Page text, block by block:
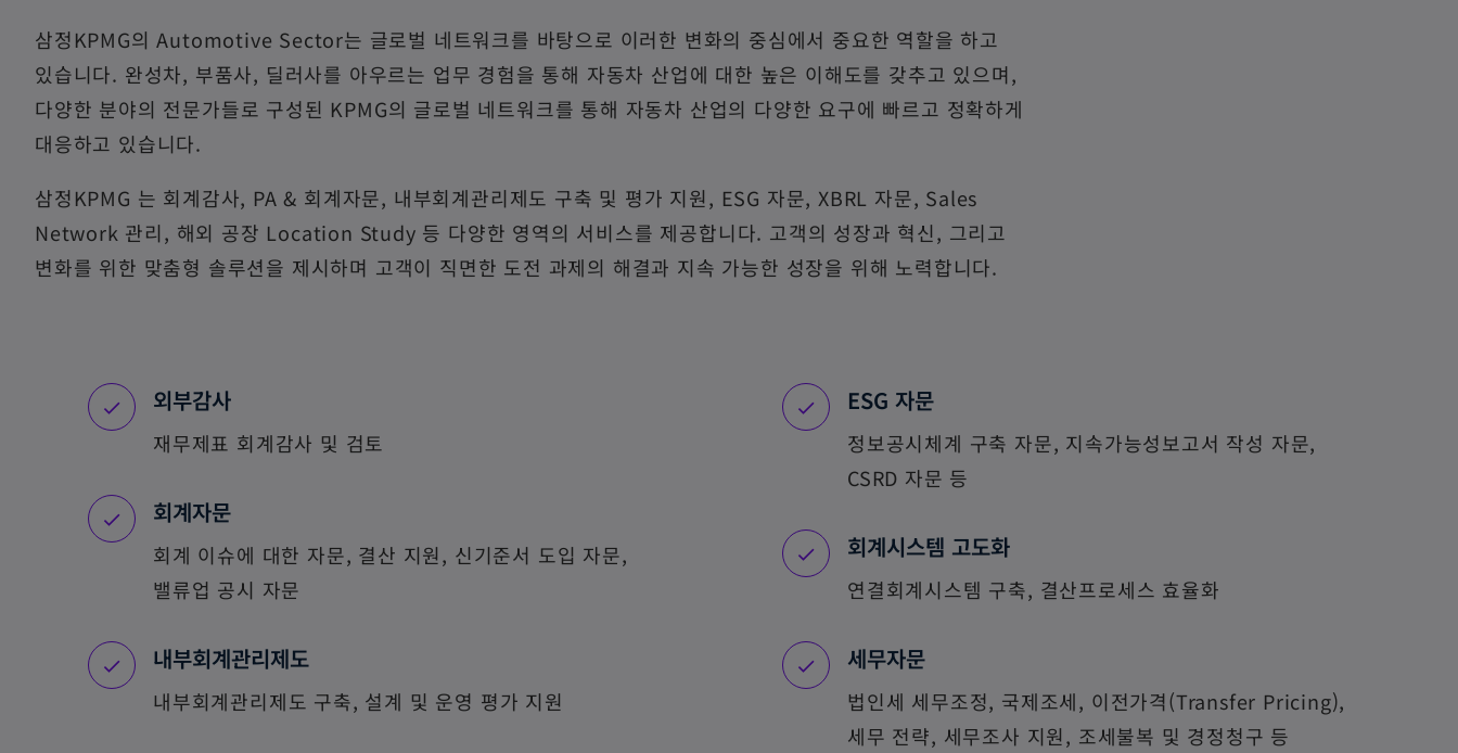
삼정KPMG의 Automotive Sector는 글로벌 네트워크를 바탕으로 이러한 변화의 중심에서 중요한 역할을 하고
있습니다. 완성차, 부품사, 딜러사를 아우르는 업무 경험을 통해 자동차 산업에 대한 높은 이해도를 갖추고 있으며,
다양한 분야의 전문가들로 구성된 KPMG의 글로벌 네트워크를 통해 자동차 산업의 다양한 요구에 빠르고 정확하게
대응하고 있습니다.
삼정KPMG 는 회계감사, PA & 회계자문, 내부회계관리제도 구축 및 평가 지원, ESG 자문, XBRL 자문, Sales
Network 관리, 해외 공장 Location Study 등 다양한 영역의 서비스를 제공합니다. 고객의 성장과 혁신, 그리고
변화를 위한 맞춤형 솔루션을 제시하며 고객이 직면한 도전 과제의 해결과 지속 가능한 성장을 위해 노력합니다.
외부감사
재무제표 회계감사 및 검토
회계자문
회계 이슈에 대한 자문, 결산 지원, 신기준서 도입 자문,
밸류업 공시 자문
내부회계관리제도
내부회계관리제도 구축, 설계 및 운영 평가 지원
ESG 자문
정보공시체계 구축 자문, 지속가능성보고서 작성 자문,
CSRD 자문 등
회계시스템 고도화
연결회계시스템 구축, 결산프로세스 효율화
세무자문
법인세 세무조정, 국제조세, 이전가격(Transfer Pricing),
세무 전략, 세무조사 지원, 조세불복 및 경정청구 등